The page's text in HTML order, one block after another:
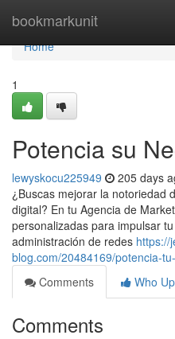
bookmarkunit
Home
Home
1
Potencia su
lewyskocu225949 205 days
¿Buscas mejorar la notoriedad
digital? En tu Agencia de
personalizadas para impulsar
administración de redes https://
blog.com/20484169/potencia-
Comments
Who
Comments